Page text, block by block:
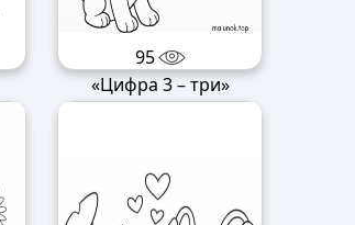
95
«Цифра 3 – три»